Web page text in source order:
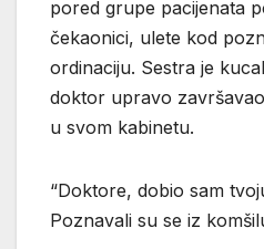
pored grupe pacijenata
čekaonici, ulete kod
ordinaciju. Sestra je
doktor upravo
u svom kabinetu.
“Doktore, dobio sam
Poznavali su se iz